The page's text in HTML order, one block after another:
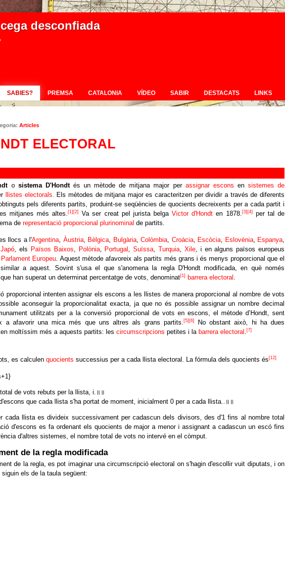
desconfiada
SABIES? PREMSA CATALONIA VÍDEO SABIR DESTACATS LINKS
Articles
ELECTORAL
o sistema D'Hondtés un mètode de mitjana major per assignar escons en sistemes de
llistes electorals. Els mètodes de mitjana major es caracteritzen per dividir a través de diferents
pels diferents partits, produint-se seqüències de quocients decreixents per a cada partit i
mitjanes més altes.[1] [2] Va ser creat pel jurista belgaVictor d'Hondt en 1878. [3] [4]
per tal de
de representació proporcional plurinominal de partits.
llocs a l'Argentina, Àustria, Bèlgica, Bulgària,Colòmbia, Croàcia, Escòcia, Eslovènia, Espanya,
Japó, els Països Baixos, Polònia, Portugal ,Suïssa,Turquia, Xile, i en alguns països europeus
Parlament Europeu. Aquest mètode afavoreix als partits més grans i és menys proporcional que el
a aquest. Sovint s'usa el que s'anomena la regla D'Hondt modificada, en què només
han superat un determinat percentatge de vots, denominat[1] barrera electoral .
proporcional intenten assignar els escons a les llistes de manera proporcional al nombre de vots
aconseguir la proporcionalitat exacta, ja que no és possible assignar un nombre decimal
utilitzats per a la conversió proporcional de vots en escons, el mètode d’Hondt, sent
a afavorir una mica més que uns altres als grans partits. [5] [6]
No obstant això, hi ha dues
moltíssim més a aquests partits: les circumscripcions petites i la barrera electoral . [7]
es calculen quocients successius per a cada llista electoral. La fórmula dels quocients és [12]
de vots rebuts per la llista, i.॥॥
que cada llista s'ha portat de moment, inicialment 0 per a cada llista..॥॥
cada llista es divideix successivament per cadascun dels divisors, des d'1 fins al nombre total
d'escons es fa ordenant els quocients de major a menor i assignant a cadascun un escó fins
d'altres sistemes, el nombre total de vots no intervé en el còmput.
de la regla modificada
de la regla, es pot imaginar una circumscripció electoral on s'hagin d'escollir vuit diputats, i on
els de la taula següent: